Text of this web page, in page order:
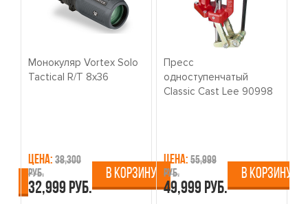
Монокуляр Vortex Solo
Tactical R/T 8x36
Цена: 38,300
руб.
32,999 руб.
В КОРЗИНУ
Пресс
одноступенчатый
Classic Cast Lee 90998
Цена: 55,999
руб.
49,999 руб.
В КОРЗИНУ